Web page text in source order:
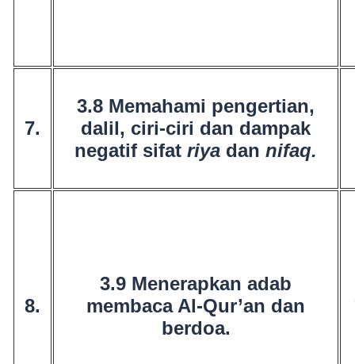
7.
3.8 Memahami pengertian,
dalil, ciri-ciri dan dampak
negatif sifat riya dan nifaq.
8.
3.9 Menerapkan adab
membaca Al-Qur’an dan
berdoa.